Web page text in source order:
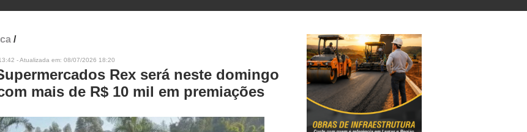
/
- Atualizada em: 08/07/2026 18:20
Rex será neste domingo
mais de R$ 10 mil em premiações